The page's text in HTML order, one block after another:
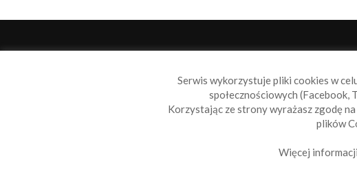
Sailbook.pl to
wiadomości
nie tylko.
Skontaktuj się
Serwis wykorzystuje pliki cookies w
społecznościowych (Facebook,
Korzystając ze strony wyrażasz zgodę
plików
Więcej